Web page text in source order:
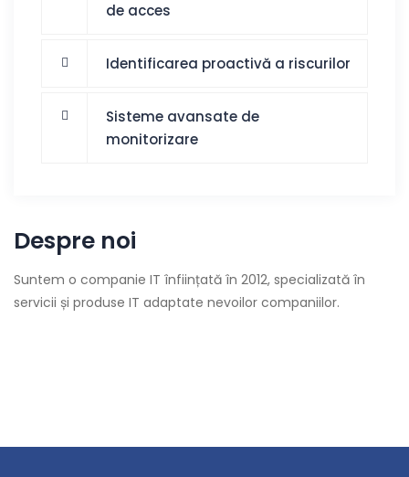
de acces
Identificarea proactivă a riscurilor
Sisteme avansate de
monitorizare
Despre noi
Suntem o companie IT înființată în 2012, specializată în
servicii și produse IT adaptate nevoilor companiilor.